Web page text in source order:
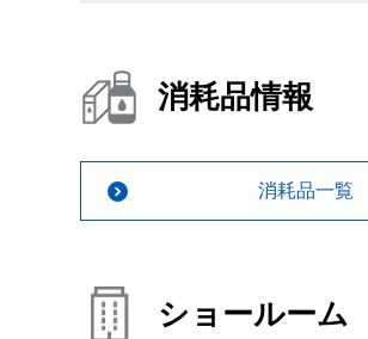
消耗品情報
消耗品一覧
ショールーム